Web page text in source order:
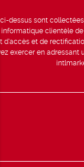
dessus sont
clientèle
d’accès et de
exercer en adressant